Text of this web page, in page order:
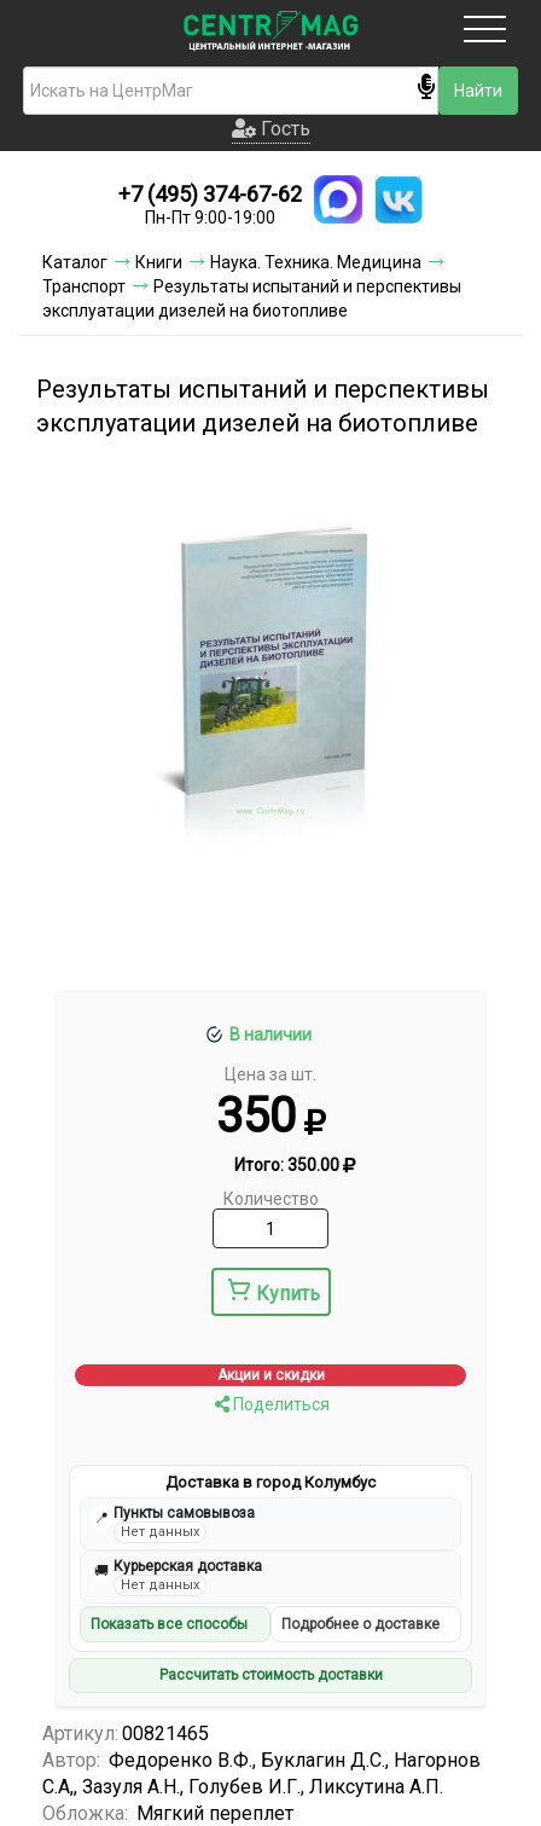
Гость
Новинки
Условия доставки
Условия оплаты
Акции и скидки
Гость
+7 (495) 374-67-62
Пн-Пт 9:00-19:00
Каталог Книги
Наука. Техника. Медицина
Транспорт
Результаты испытаний и перспективы
эксплуатации дизелей на биотопливе
Результаты испытаний и перспективы
эксплуатации дизелей на биотопливе
В наличии
Цена за шт.
350
Итого:350.00
Количество
Купить
Акции и скидки
Поделиться
Доставка в город Колумбус
📍 Пункты самовывоза
Нет данных
🚚 Курьерская доставка
Нет данных
Показать все способы Подробнее о доставке
Рассчитать стоимость доставки
Артикул: 00821465
Автор: Федоренко В.Ф., Буклагин Д.С., Нагорнов
С.А,, Зазуля А.Н., Голубев И.Г., Ликсутина А.П.
Обложка: Мягкий переплет